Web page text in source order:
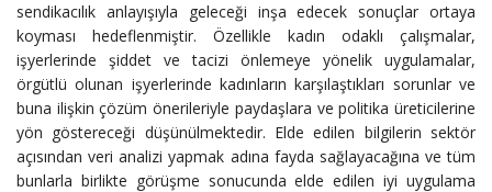
sendikacılık anlayı­şıyla geleceği inşa edecek sonuçlar ortaya
koyması he­deflenmiştir. Özellikle kadın odaklı çalışmalar,
işyerlerin­de şiddet ve tacizi önlemeye yönelik uygulamalar,
örgütlü olunan işyerlerinde kadınların karşılaştıkları sorunlar ve
buna ilişkin çözüm önerileriyle paydaşlara ve politika üre­ticilerine
yön göstereceği düşünülmektedir. Elde edilen bilgilerin sektör
açısından veri analizi yapmak adına fayda sağlayacağına ve tüm
bunlarla birlikte görüşme sonucunda elde edilen iyi uygulama